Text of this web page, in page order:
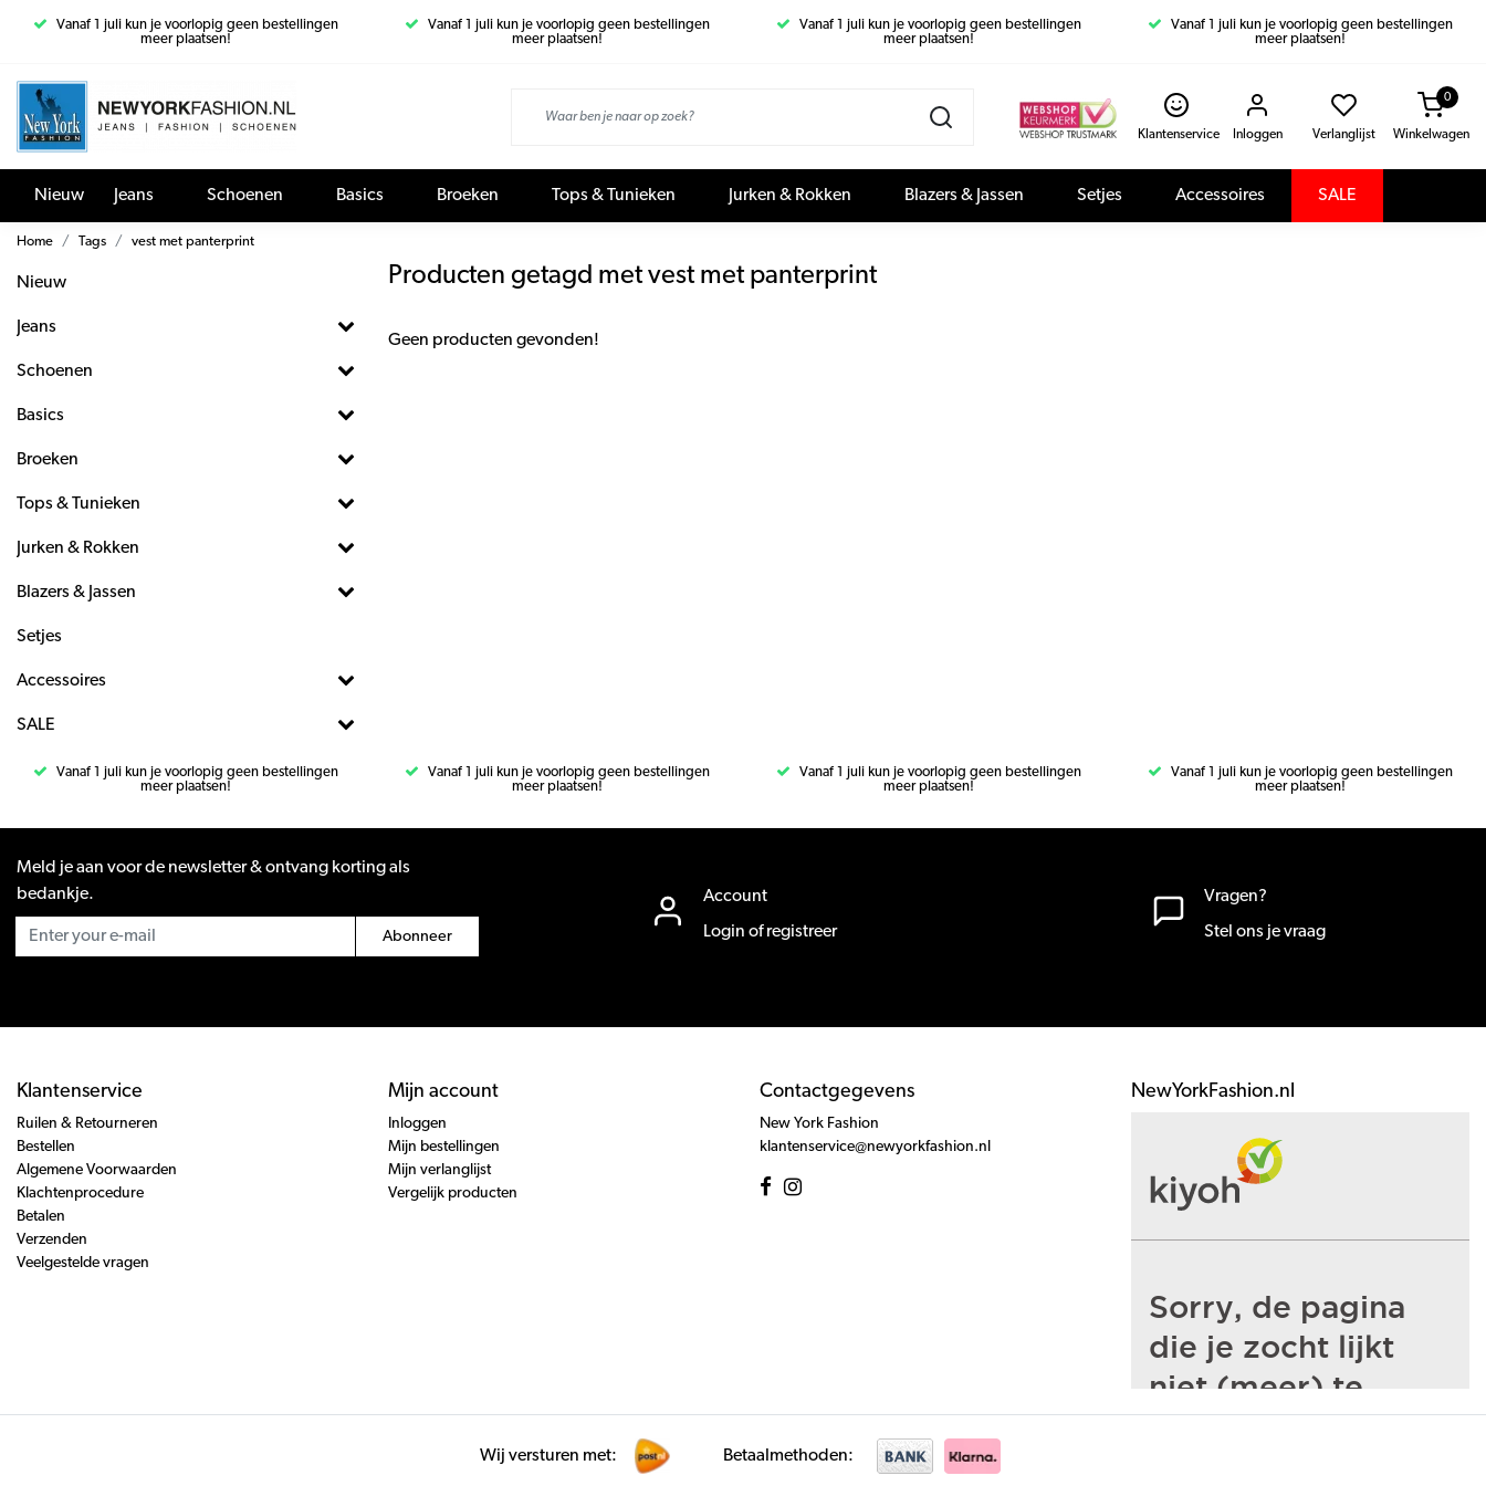
Vanaf 1 juli kun je voorlopig geen bestellingen
meer plaatsen!
Vanaf 1 juli kun je voorlopig geen bestellingen
meer plaatsen!
Vanaf 1 juli kun je voorlopig geen bestellingen
meer plaatsen!
Vanaf 1 juli kun je voorlopig geen bestellingen
meer plaatsen!
Klantenservice Inloggen Verlanglijst Winkelwagen
0
Nieuw Jeans Schoenen Basics Broeken Tops & Tunieken Jurken & Rokken Blazers & Jassen Setjes Accessoires SALE
Home Tags vest met panterprint
Nieuw
Jeans
Schoenen
Basics
Broeken
Tops & Tunieken
Jurken & Rokken
Blazers & Jassen
Setjes
Accessoires
SALE
Producten getagd met vest met panterprint
Geen producten gevonden!
Vanaf 1 juli kun je voorlopig geen bestellingen
meer plaatsen!
Vanaf 1 juli kun je voorlopig geen bestellingen
meer plaatsen!
Vanaf 1 juli kun je voorlopig geen bestellingen
meer plaatsen!
Vanaf 1 juli kun je voorlopig geen bestellingen
meer plaatsen!
Meld je aan voor de newsletter & ontvang korting als
bedankje.
Abonneer
Account
Login of registreer
Vragen?
Stel ons je vraag
Klantenservice
Ruilen & Retourneren
Bestellen
Algemene Voorwaarden
Klachtenprocedure
Betalen
Verzenden
Veelgestelde vragen
Mijn account
Inloggen
Mijn bestellingen
Mijn verlanglijst
Vergelijk producten
Contactgegevens
New York Fashion
klantenservice@newyorkfashion.nl
NewYorkFashion.nl
Wij versturen met: Betaalmethoden: